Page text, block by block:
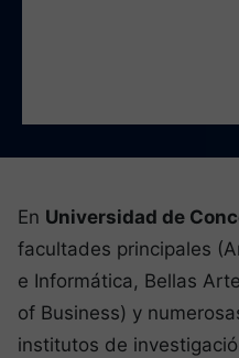
En Universidad de
facultades principales
e Informática, Bellas
of Business) y
institutos de